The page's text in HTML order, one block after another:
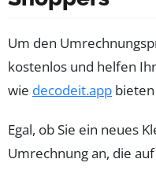
Um den
kostenlos und helfen
wie decodeit.app
Egal, ob Sie ein neues
Umrechnung an, die